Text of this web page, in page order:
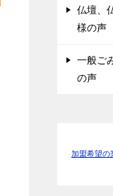
仏壇、
様の声
一般ご
の声
加盟希望の